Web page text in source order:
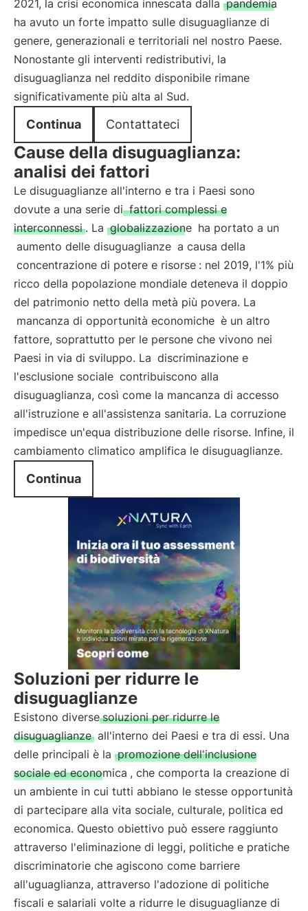
2021, la crisi economica innescata dalla pandemia
ha avuto un forte impatto sulle disuguaglianze di
genere, generazionali e territoriali nel nostro Paese.
Nonostante gli interventi redistributivi, la
disuguaglianza nel reddito disponibile rimane
significativamente più alta al Sud.
Continua Contattateci
Cause della disuguaglianza:
analisi dei fattori
Le disuguaglianze all'interno e tra i Paesi sono
dovute a una serie di fattori complessi e
interconnessi . La globalizzazione ha portato a un
aumento delle disuguaglianze a causa della
concentrazione di potere e risorse : nel 2019, l'1% più
ricco della popolazione mondiale deteneva il doppio
del patrimonio netto della metà più povera. La
mancanza di opportunità economiche è un altro
fattore, soprattutto per le persone che vivono nei
Paesi in via di sviluppo. La discriminazione e
l'esclusione sociale contribuiscono alla
disuguaglianza, così come la mancanza di accesso
all'istruzione e all'assistenza sanitaria. La corruzione
impedisce un'equa distribuzione delle risorse. Infine, il
cambiamento climatico amplifica le disuguaglianze.
Continua
Soluzioni per ridurre le
disuguaglianze
Esistono diverse soluzioni per ridurre le
disuguaglianze all'interno dei Paesi e tra di essi. Una
delle principali è la promozione dell'inclusione
sociale ed economica , che comporta la creazione di
un ambiente in cui tutti abbiano le stesse opportunità
di partecipare alla vita sociale, culturale, politica ed
economica. Questo obiettivo può essere raggiunto
attraverso l'eliminazione di leggi, politiche e pratiche
discriminatorie che agiscono come barriere
all'uguaglianza, attraverso l'adozione di politiche
fiscali e salariali volte a ridurre le disuguaglianze di